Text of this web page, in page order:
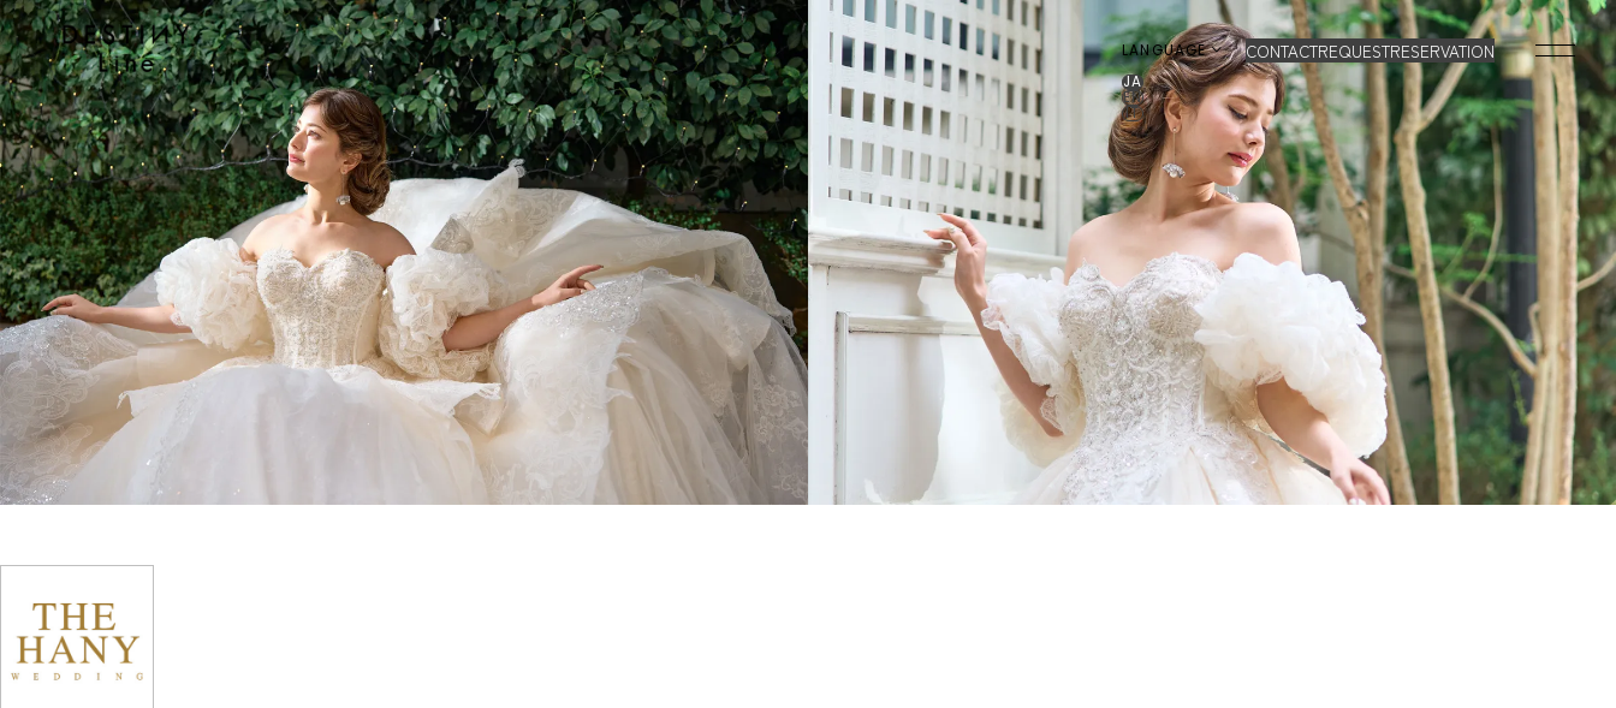
LANGUAGE
JA
EN
IT
CONTACTREQUESTRESERVATION
TOP
CONCEPT
COLLECTION
WEDDING DRESS
COLOR DRESS
TUXEDO
BRAND
VERA WANG HAUTE
ALL BRAND
NEW DRESS
RANKING
SHOP
INFORMATION MY LIST